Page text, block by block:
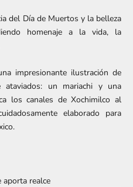
del Día de Muertos y la belleza
homenaje a la vida, la
impresionante ilustración de
ataviados: un mariachi y una
los canales de Xochimilco al
elaborado para
realce